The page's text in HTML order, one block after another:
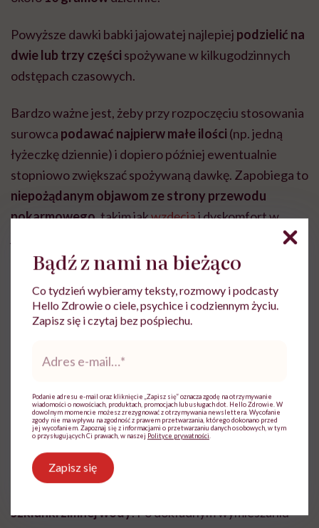
Powyższe dawki babki jajowatej najlepiej podzielić na
dwie lub trzy części spożywane w kilkugodzinnych
odstępach czasowych.
Bardzo ważne jest, żeby przy rozpoczęciu stosowania
surowca podawać najpierw małe ilości (np. jedną
łyżeczkę dziennie) i dopiero później ewentualnie
stopniowo zwiększać spożywaną dawkę. Zapobiega to
niepożądanym objawom ze strony przewodu
pokarmowego, takim jakwzdęciai dyskomfort w
jamie brzusznej. Dolegliwości pojawiają się na skutek
gwałtownego zwiększenia podaży błonnika u osób,
które nie są przyzwyczajone do dużego spożycia tego
składnika.
Jak jeść babkę
jajowatą?
Najważniejszą zasadą przy jedzeniu nasion lub łuski
babki jajowatej jest wypijanie przy tym
wystarczającej ilości płynów
szklanki zimnej wody. Po dokładnym wymieszaniu
Bądź z nami na bieżąco
Co tydzień wybieramy teksty, rozmowy i podcasty
Hello Zdrowie o ciele, psychice i codziennym życiu.
Zapisz się i czytaj bez pośpiechu.
mail*
Podanie adresu e-mail oraz kliknięcie „Zapisz się” oznacza zgodę na otrzymywanie
wiadomości o nowościach, produktach, promocjach lub usługach dot. Hello Zdrowie. W
dowolnym momencie możesz zrezygnować z otrzymywania newslettera. Wycofanie
zgody nie ma wpływu na zgodność z prawem przetwarzania, którego dokonano przed
jej wycofaniem. Zapoznaj się z informacjami o przetwarzaniu danych osobowych, w tym
o przysługujących Ci prawach, w naszej Polityce prywatności
Zapisz się